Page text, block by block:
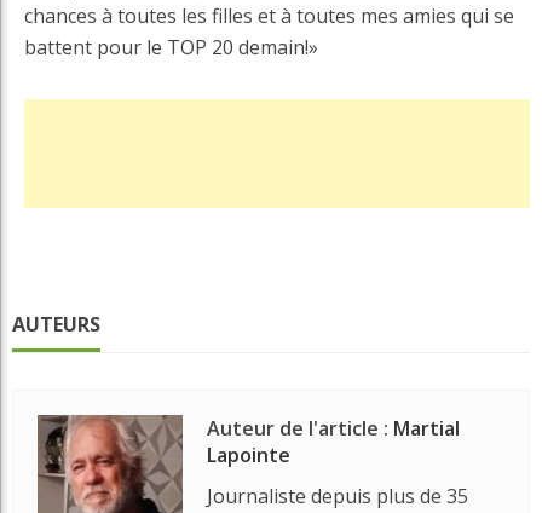
chances à toutes les filles et à toutes mes amies qui se
battent pour le TOP 20 demain!»
AUTEURS
Auteur de l'article : Martial
Lapointe
Journaliste depuis plus de 35